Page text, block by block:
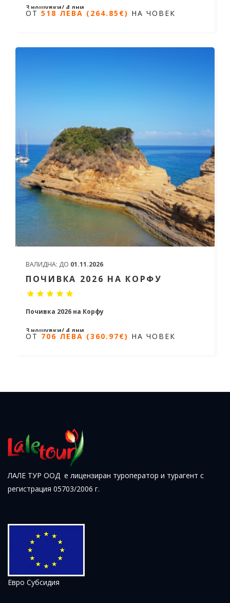
3 нощувки/ 4 дни
ОТ 518 ЛЕВА (264.85€) НА ЧОВЕК
ВАЛИДНА: ДО 01.11.2026
ПОЧИВКА 2026 НА КОРФУ
Почивка 2026 на Корфу
3 нощувки/ 4 дни
ОТ 706 ЛЕВА (360.97€) НА ЧОВЕК
ЛАЛЕ ТУР ООД е лицензиран туроператор и турагент с
регистрация 05703/2006 г.
Евро Субсидия